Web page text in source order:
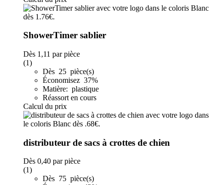
ShowerTimer sablier
Dès 1,11 par pièce
(1)
Dès 25 pièce(s)
Économisez 37%
Matière: plastique
Réassort en cours
Calcul du prix
distributeur de sacs à crottes de chien
Dès 0,40 par pièce
(1)
Dès 75 pièce(s)